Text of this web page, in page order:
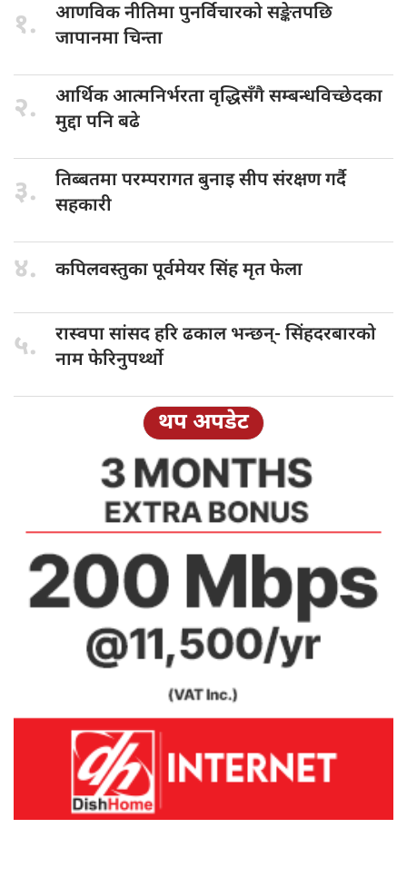
१. आणविक नीतिमापुनर्विचारको सङ्केतपछि
जापानमा चिन्ता
२. आर्थिक आत्मनिर्भरतावृद्धिसँगै सम्बन्धविच्छेदका
मुद्दा पनि बढे
३. तिब्बतमा परम्परागतबुनाइ सीप संरक्षण गर्दै
सहकारी
४. कपिलवस्तुका पूर्वमेयरसिंह मृत फेला
५. रास्वपा सांसदहरि ढकाल भन्छन्- सिंहदरबारको
नाम फेरिनुपर्थ्थो
थप अपडेट